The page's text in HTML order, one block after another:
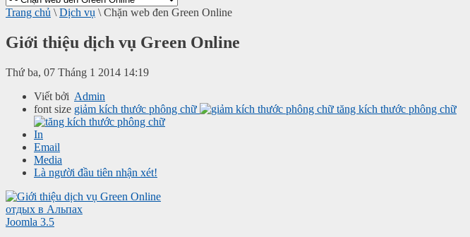
Trang chủ \ Dịch vụ \ Chặn web đen Green Online
Giới thiệu dịch vụ Green Online
Thứ ba, 07 Tháng 1 2014 14:19
Viết bởi Admin
font size giảm kích thước phông chữ tăng kích thước phông chữ
In
Email
Media
Là người đầu tiên nhận xét!
отдых в Альпах
Joomla 3.5